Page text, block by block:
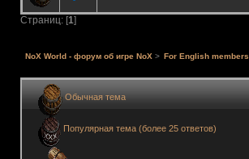
Страниц: [1]
NoX World - форум об игре NoX> For English members
Обычная тема
Популярная тема (более 25 ответов)